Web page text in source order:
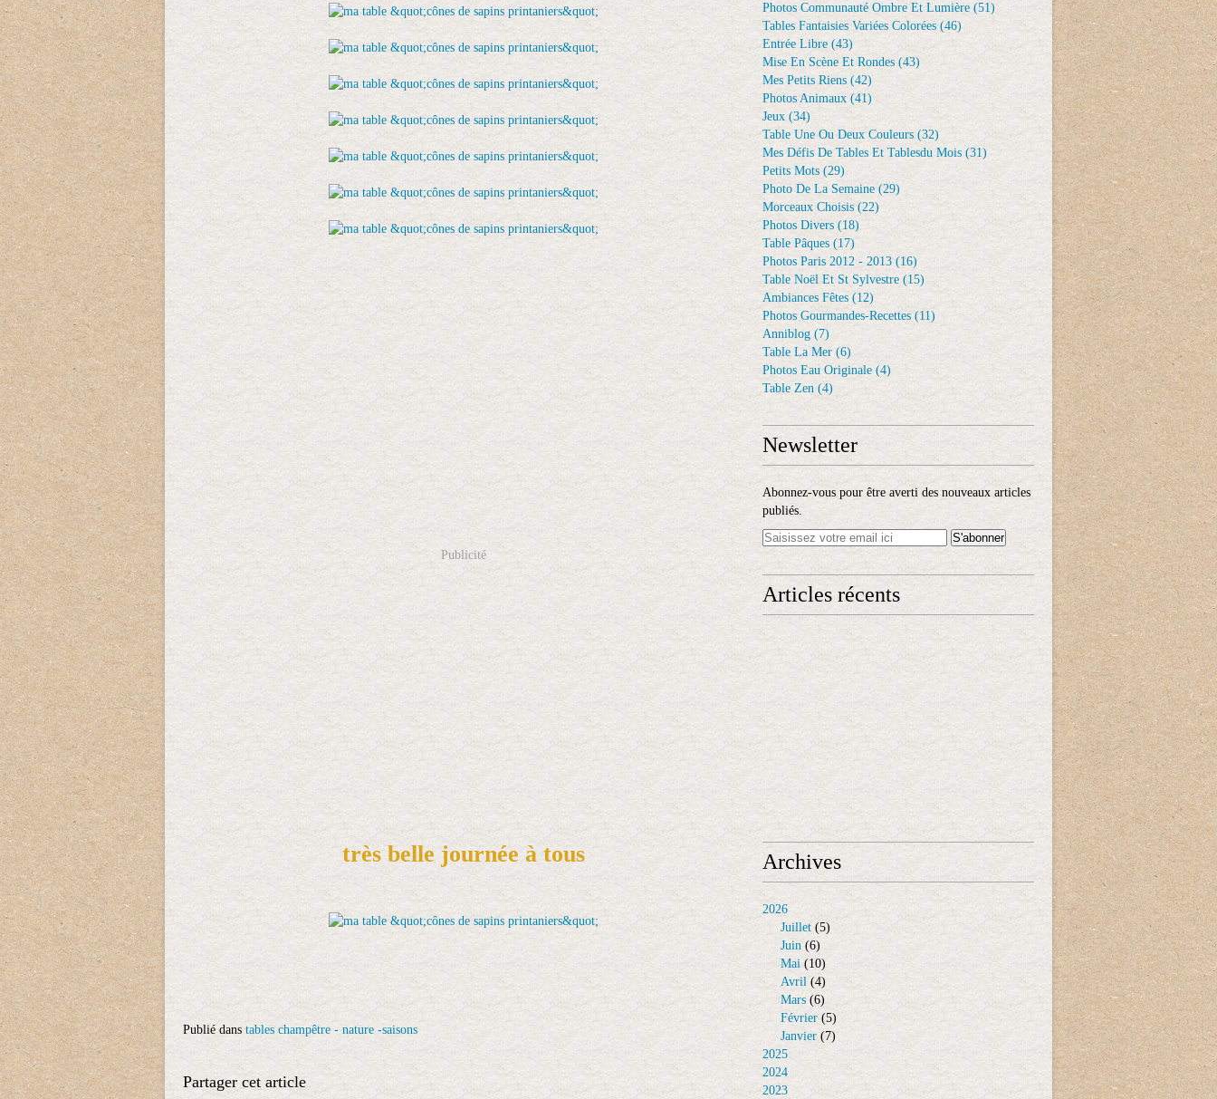
Publicité
très belle journée à tous
Publié dans tables champêtre - nature -saisons
Partager cet article
Photos Communauté Ombre Et Lumière (51)
Tables Fantaisies Variées Colorées (46)
Entrée Libre (43)
Mise En Scène Et Rondes (43)
Mes Petits Riens (42)
Photos Animaux (41)
Jeux (34)
Table Une Ou Deux Couleurs (32)
Mes Défis De Tables Et Tablesdu Mois (31)
Petits Mots (29)
Photo De La Semaine (29)
Morceaux Choisis (22)
Photos Divers (18)
Table Pâques (17)
Photos Paris 2012 - 2013 (16)
Table Noël Et St Sylvestre (15)
Ambiances Fêtes (12)
Photos Gourmandes-Recettes (11)
Anniblog (7)
Table La Mer (6)
Photos Eau Originale (4)
Table Zen (4)
Newsletter
Abonnez-vous pour être averti des nouveaux articles
publiés.
Articles récents
Archives
2026
Juillet (5)
Juin (6)
Mai (10)
Avril (4)
Mars (6)
Février (5)
Janvier (7)
2025
2024
2023